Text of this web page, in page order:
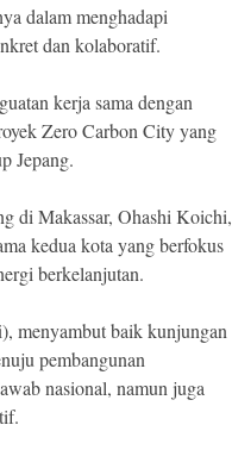
dalam menghadapi
dan kolaboratif.
kerja sama dengan
Zero Carbon City yang
Jepang.
di Makassar, Ohashi Koichi,
kedua kota yang berfokus
berkelanjutan.
), menyambut baik kunjungan
pembangunan
nasional, namun juga